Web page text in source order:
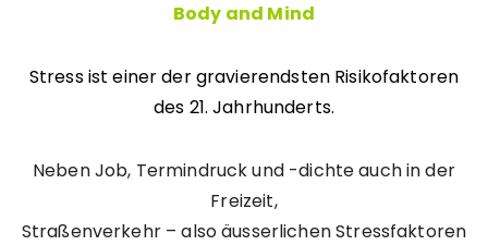
Body and Mind
Stress ist einer der gravierendsten Risikofaktoren
des 21. Jahrhunderts.
Neben Job, Termindruck und -dichte auch in der
Freizeit,
Straßenverkehr – also äusserlichen Stressfaktoren